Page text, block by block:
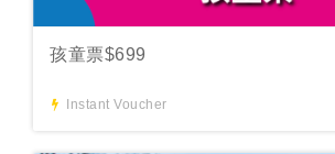
孩童票$699
Instant Voucher